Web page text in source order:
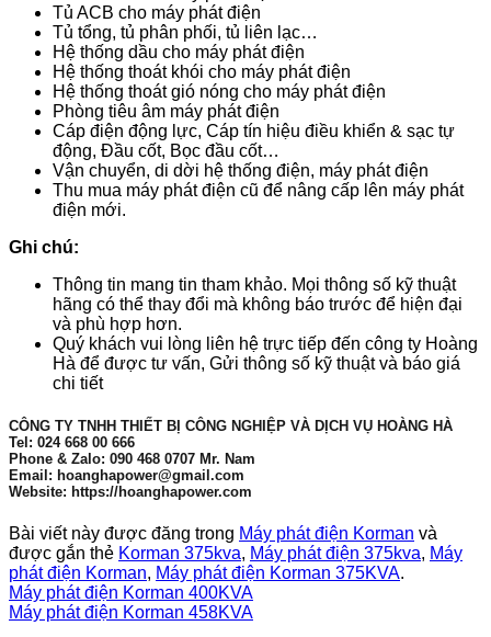
Tủ ACB cho máy phát điện
Tủ tổng, tủ phân phối, tủ liên lạc…
Hệ thống dầu cho máy phát điện
Hệ thống thoát khói cho máy phát điện
Hệ thống thoát gió nóng cho máy phát điện
Phòng tiêu âm máy phát điện
Cáp điện động lực, Cáp tín hiệu điều khiển & sạc tự
động, Đầu cốt, Bọc đầu cốt…
Vận chuyển, di dời hệ thống điện, máy phát điện
Thu mua máy phát điện cũ để nâng cấp lên máy phát
điện mới.
Ghi chú:
Thông tin mang tin tham khảo. Mọi thông số kỹ thuật
hãng có thể thay đổi mà không báo trước để hiện đại
và phù hợp hơn.
Quý khách vui lòng liên hệ trực tiếp đến công ty Hoàng
Hà để được tư vấn, Gửi thông số kỹ thuật và báo giá
chi tiết
CÔNG TY TNHH THIẾT BỊ CÔNG NGHIỆP VÀ DỊCH VỤ HOÀNG HÀ
Tel: 024 668 00 666
Phone & Zalo: 090 468 0707 Mr. Nam
Email: hoanghapower@gmail.com
Website: https://hoanghapower.com
Bài viết này được đăng trong Máy phát điện Korman và
được gắn thẻ Korman 375kva, Máy phát điện 375kva, Máy
phát điện Korman, Máy phát điện Korman 375KVA.
Máy phát điện Korman 400KVA
Máy phát điện Korman 458KVA